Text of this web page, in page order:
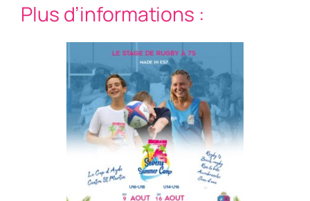
Plus d’informations :